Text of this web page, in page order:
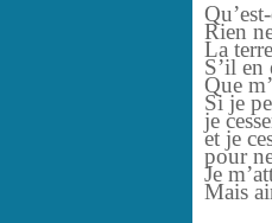
Rien
La
S’il en
Que
Si je
je
et je
pour
Je
Mais